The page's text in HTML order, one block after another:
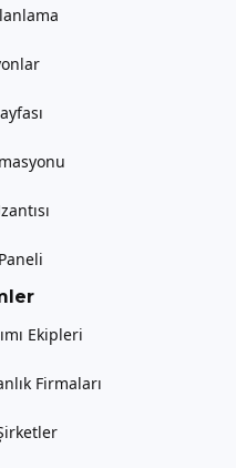
Ekipleri
Firmaları